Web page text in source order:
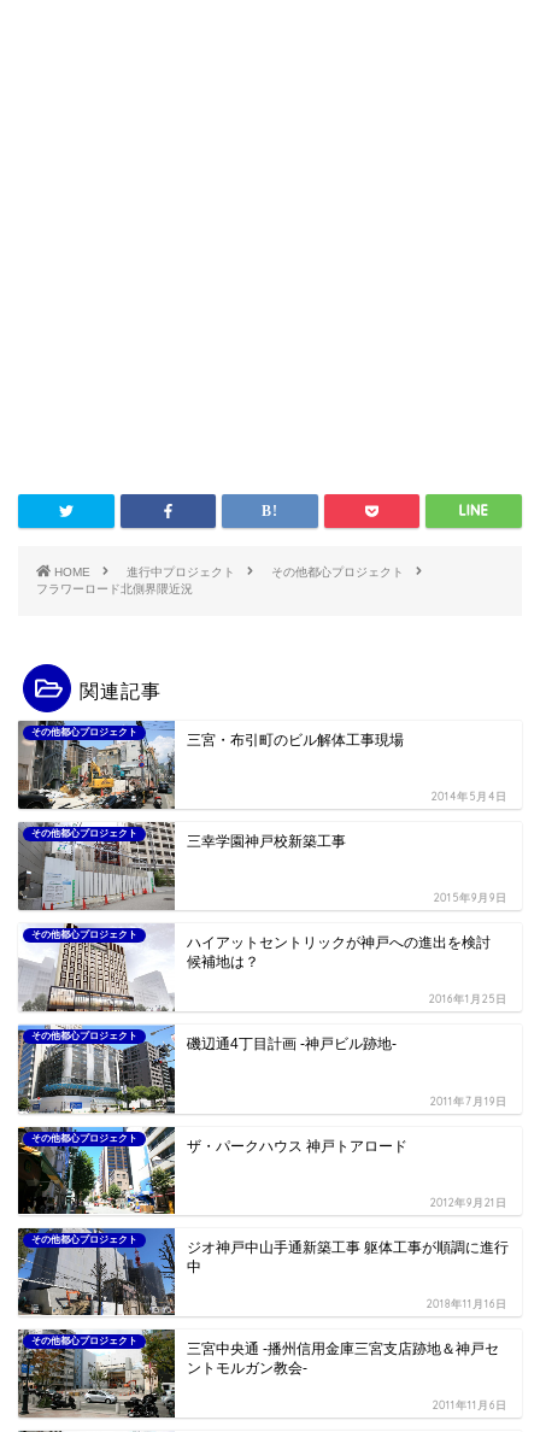
HOME 進行中プロジェクト
その他都心プロジェクト
フラワーロード北側界隈近況
関連記事
その他都心プロジェクト 三宮・布引町のビル解体工事現場
2014年5月4日
その他都心プロジェクト 三幸学園神戸校新築工事
2015年9月9日
その他都心プロジェクト
ハイアットセントリックが神戸への進出を検討
候補地は？
2016年1月25日
その他都心プロジェクト 磯辺通4丁目計画 -神戸ビル跡地-
2011年7月19日
その他都心プロジェクト ザ・パークハウス 神戸トアロード
2012年9月21日
その他都心プロジェクト
ジオ神戸中山手通新築工事 躯体工事が順調に進行
中
2018年11月16日
その他都心プロジェクト
三宮中央通 -播州信用金庫三宮支店跡地＆神戸セ
ントモルガン教会-
2011年11月6日